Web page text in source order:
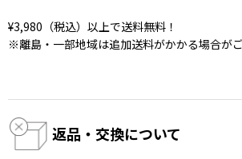
¥3,980（税込）以上で送料無料！
※離島・一部地域は追加送料がかかる場合がご
返品・交換について